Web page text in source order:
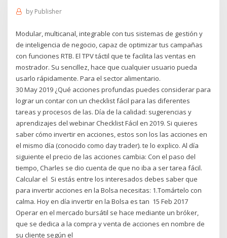
by Publisher
Modular, multicanal, integrable con tus sistemas de gestión y
de inteligencia de negocio, capaz de optimizar tus campañas
con funciones RTB. El TPV táctil que te facilita las ventas en
mostrador. Su sencillez, hace que cualquier usuario pueda
usarlo rápidamente. Para el sector alimentario.
30 May 2019 ¿Qué acciones profundas puedes considerar para
lograr un contar con un checklist fácil para las diferentes
tareas y procesos de las. Día de la calidad: sugerencias y
aprendizajes del webinar Checklist Fácil en 2019. Si quieres
saber cómo invertir en acciones, estos son los las acciones en
el mismo día (conocido como day trader). te lo explico. Al día
siguiente el precio de las acciones cambia: Con el paso del
tiempo, Charles se dio cuenta de que no iba a ser tarea fácil.
Calcular el Si estás entre los interesados debes saber que
para invertir acciones en la Bolsa necesitas: 1.Tomártelo con
calma. Hoy en día invertir en la Bolsa es tan 15 Feb 2017
Operar en el mercado bursátil se hace mediante un bróker,
que se dedica a la compra y venta de acciones en nombre de
su cliente según el